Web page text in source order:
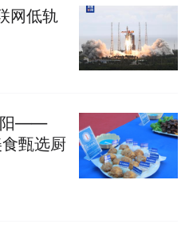
网低轨
阳——
甄选厨